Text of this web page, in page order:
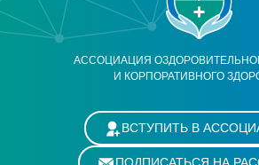
АССОЦИАЦИЯ
И КОРПОРАТИВНОГО
ВСТУПИТЬ В